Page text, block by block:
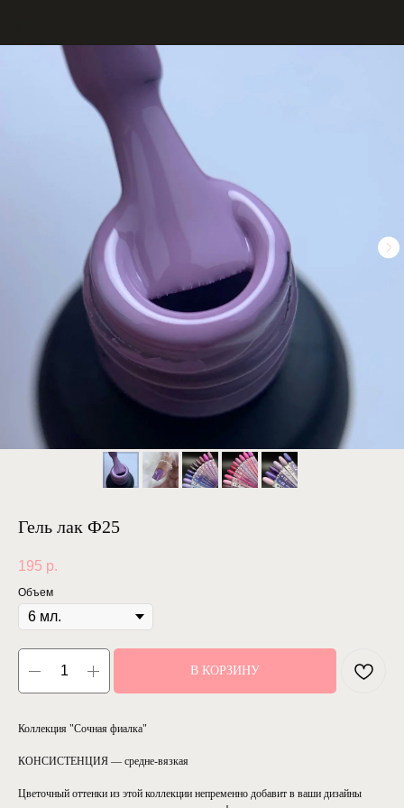
Гель лак Ф25
195 р.
Объем
В КОРЗИНУ
Коллекция "Сочная фиалка"
КОНСИСТЕНЦИЯ — средне-вязкая
Цветочный оттенки из этой коллекции непременно добавит в ваши дизайны